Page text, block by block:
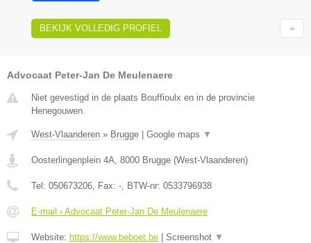
BEKIJK VOLLEDIG PROFIEL
Advocaat Peter-Jan De Meulenaere
Niet gevestigd in de plaats Bouffioulx en in de provincie
Henegouwen.
West-Vlaanderen » Brugge Google maps ▼
Oosterlingenplein 4A, 8000 Brugge (West-Vlaanderen)
Tel: 050673206, Fax: -, BTW-nr: 0533796938
E-mail › Advocaat Peter-Jan De Meulenaere
Website: https://www.beboet.be Screenshot ▼